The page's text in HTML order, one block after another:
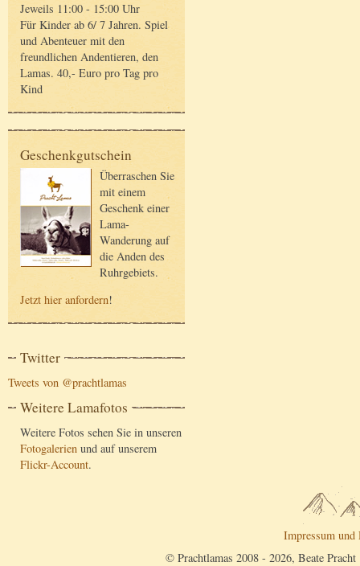
Jeweils 11:00 - 15:00 Uhr
Für Kinder ab 6/ 7 Jahren. Spiel
und Abenteuer mit den
freundlichen Andentieren, den
Lamas. 40,- Euro pro Tag pro
Kind
Geschenkgutschein
Überraschen Sie
mit einem
Geschenk einer
Lama-
Wanderung auf
die Anden des
Ruhrgebiets.
Jetzt hier anfordern!
Twitter
Tweets von @prachtlamas
Weitere Lamafotos
Weitere Fotos sehen Sie in unseren
Fotogalerien und auf unserem
Flickr-Account.
Impressum und
© Prachtlamas 2008 - 2026, Beate Pracht